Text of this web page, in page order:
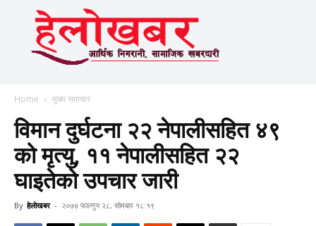
Home मुख्य समाचार
विमान दुर्घटना २२ नेपालीसहित ४९
को मृत्यु, ११ नेपालीसहित २२
घाइतेको उपचार जारी
By हेलाेखबर - २०७४ फाल्गुन २८, सोमबार १८:१९